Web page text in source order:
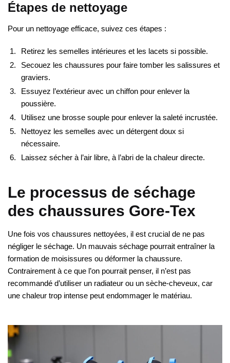
Étapes de nettoyage
Pour un nettoyage efficace, suivez ces étapes :
Retirez les semelles intérieures et les lacets si possible.
Secouez les chaussures pour faire tomber les salissures et
graviers.
Essuyez l’extérieur avec un chiffon pour enlever la
poussière.
Utilisez une brosse souple pour enlever la saleté incrustée.
Nettoyez les semelles avec un détergent doux si
nécessaire.
Laissez sécher à l’air libre, à l’abri de la chaleur directe.
Le processus de séchage
des chaussures Gore-Tex
Une fois vos chaussures nettoyées, il est crucial de ne pas
négliger le séchage. Un mauvais séchage pourrait entraîner la
formation de moisissures ou déformer la chaussure.
Contrairement à ce que l’on pourrait penser, il n’est pas
recommandé d’utiliser un radiateur ou un sèche-cheveux, car
une chaleur trop intense peut endommager le matériau.